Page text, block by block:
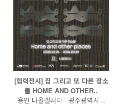
[협력전시] 집 그리고 또 다른 장소
들 HOME AND OTHER..
용인 다올갤러리 · 광주광역시 ..